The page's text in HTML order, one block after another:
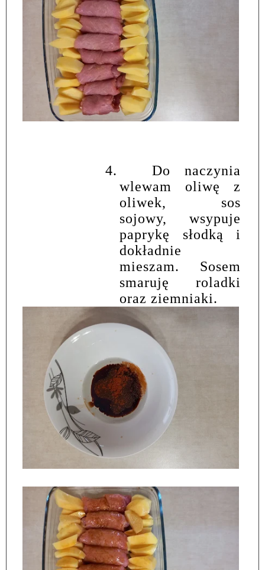
4.
Do naczynia
wlewam oliwę z
oliwek, sos
sojowy, wsypuje
paprykę słodką i
dokładnie
mieszam. Sosem
smaruję roladki
oraz ziemniaki.